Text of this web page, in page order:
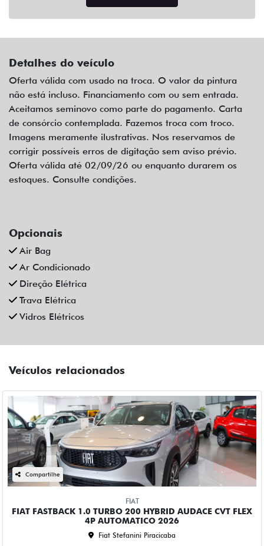
Detalhes do veículo
Oferta válida com usado na troca. O valor da pintura
não está incluso. Financiamento com ou sem entrada.
Aceitamos seminovo como parte do pagamento. Carta
de consórcio contemplada. Fazemos troca com troco.
Imagens meramente ilustrativas. Nos reservamos de
corrigir possíveis erros de digitação sem aviso prévio.
Oferta válida até 02/09/26 ou enquanto durarem os
estoques. Consulte condições.
Opcionais
Air Bag
Ar Condicionado
Direção Elétrica
Trava Elétrica
Vidros Elétricos
Veículos relacionados
Compartilhe
FIAT
FIAT FASTBACK 1.0 TURBO 200 HYBRID AUDACE CVT FLEX
4P AUTOMATICO 2026
Fiat Stefanini Piracicaba